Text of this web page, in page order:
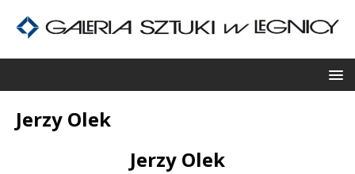
Jerzy Olek
Jerzy Olek